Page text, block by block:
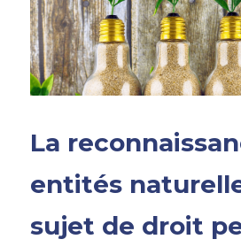
La
entités
sujet de droit